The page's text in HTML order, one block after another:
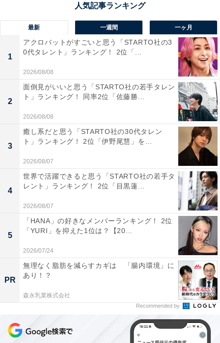
薦枠を活用しつつ、国公立大学や難関私立大学への進学
実績も高い評価を受けています。2025年度は旧帝大クラ
スへの合格者も輩出し、医学部進学者も多数。また、小
中高一貫教育を通じて、基礎学力の定着から応用力の養
成までを体系的にサポートしています。文武両道を実現
する教育方針のもと、部活動も盛んで、多方面から注目
を集める進学校です。
回答者からは「長野日本大学高等学校は、部活動が盛ん
で全国大会出場経験のある部も多く、学業面でも特進コ
ースが設置され難関大学への進学実績があるため、文武
両道を実践している印象が強いです。学習と部活動の両
面で高い目標を掲げ、生徒をサポートする体制が整って
いると感じます」（30代男性／長野県）、「国立合格率
が多く、野球部は強豪」（30代女性／茨城県）といった
コメントが寄せられました。
※回答者からのコメントは原文ママです
3位までのランキング結果を見る
最新 一週間 一ヶ月
1
アクロバットがすごいと思う「STARTO社の3
0代タレント」ランキング！ 2位「...
2026/08/08
2
面倒見がいいと思う「STARTO社の若手タレン
ト」ランキング！ 同率2位「佐藤勝...
2026/08/08
3
癒し系だと思う「STARTO社の30代タレン
ト」ランキング！ 2位「伊野尾慧」を...
2026/08/07
4
世界で活躍できると思う「STARTO社の若手タ
レント」ランキング！ 2位「目黒蓮...
2026/08/07
5
「HANA」の好きなメンバーランキング！ 2位
「YURI」を抑えた1位は？【20...
2026/07/24
PR
無理なく脂肪を減らすカギは 「腸内環境」に
あり！？
森永乳業株式会社
Recommended by